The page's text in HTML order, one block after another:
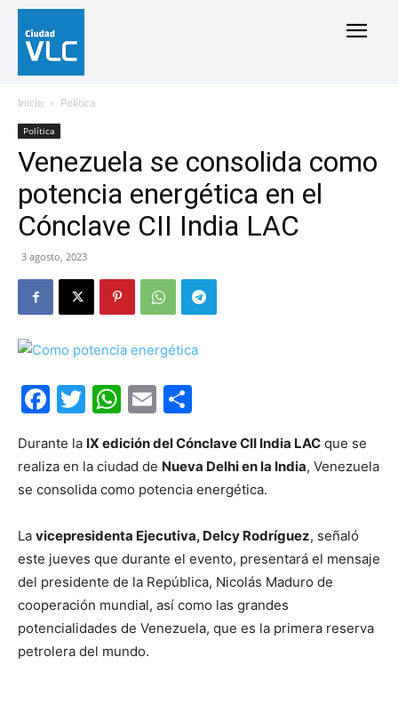
Inicio Política
Política
Venezuela se consolida como
potencia energética en el
Cónclave CII India LAC
3 agosto, 2023
Facebook
Twitter
WhatsApp
Email
Durante la IX edición del Cónclave CII India LAC que se
realiza en la ciudad de Nueva Delhi en la India, Venezuela
se consolida como potencia energética.
La vicepresidenta Ejecutiva, Delcy Rodríguez, señaló
este jueves que durante el evento, presentará el mensaje
del presidente de la República, Nicolás Maduro de
cooperación mundial, así como las grandes
potencialidades de Venezuela, que es la primera reserva
petrolera del mundo.